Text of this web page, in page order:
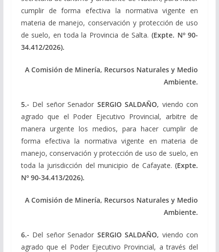
cumplir de forma efectiva la normativa vigente en
materia de manejo, conservación y protección de uso
de suelo, en toda la Provincia de Salta. (Expte. Nº 90-
34.412/2026).
A Comisión de Minería, Recursos Naturales y Medio
Ambiente.
5.- Del señor Senador SERGIO SALDAÑO, viendo con
agrado que el Poder Ejecutivo Provincial, arbitre de
manera urgente los medios, para hacer cumplir de
forma efectiva la normativa vigente en materia de
manejo, conservación y protección de uso de suelo, en
toda la jurisdicción del municipio de Cafayate.(Expte.
Nº 90-34.413/2026).
A Comisión de Minería, Recursos Naturales y Medio
Ambiente.
6.- Del señor Senador SERGIO SALDAÑO, viendo con
agrado que el Poder Ejecutivo Provincial, a través del